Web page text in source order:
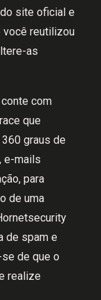
site oficial e
você reutilizou
as
conte com
que
graus de
e-mails
para
de uma
de spam e
de que o
realize